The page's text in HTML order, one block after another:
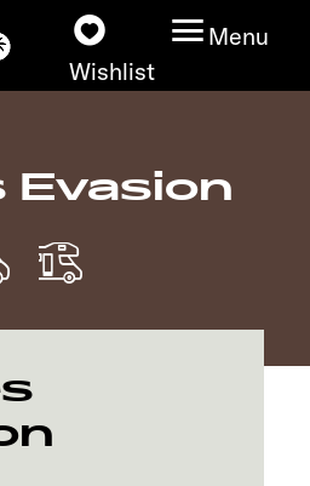
Wishlist
Menu
Evasion